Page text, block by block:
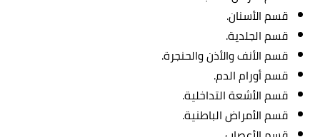
قسم الأسنان.
قسم الجلدية.
قسم الأنف والأذن والحنجرة.
قسم أورام الدم.
قسم الأشعة التداخلية.
قسم الأمراض الباطنية.